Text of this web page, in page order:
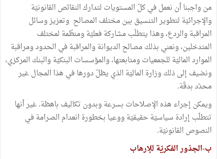
من واجبنا أن نعمل في كلّ المستويات لتدارك النقائص القانونيّة
والإجرائيّة لتطوير التنسيق بين مختلف المصالح وتعزيز وسائل
المراقبة والردع، وهذا يتطلّب مشاركة فعليّة ومنظّمة لمختلف
المتدخلين، ونعني بذلك مصالح الديوانة والمراقبة في الحدود ومراقبة
الموارد الماليّة للجمعيات ومتابعتها، والمؤسسات البنكيّة والبنك المركزي،
ونضيف إلى ذلك وزارة الماليّة الذي يظلّ دورها في هذا المجال غير
محدّد بدقّة.
ويمكن إجراء هذه الإصلاحات بسرعة وبدون تكاليف باهظة. غير أنها
تتطلّب إرادة سياسيّة حقيقيّة ووعيا بخطورة انعدام الصرامة في
النصوص القانونيّة.
ب-الجذور الفكريّة للإرهاب